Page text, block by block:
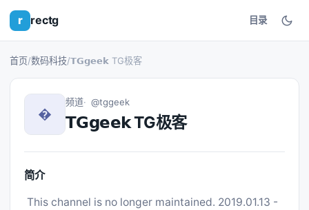
r rectg 目录
首页/数码科技/𝗧𝗚𝗴𝗲𝗲𝗸 TG极客
�
频道 @tggeek
𝗧𝗚𝗴𝗲𝗲𝗸 TG极客
简介